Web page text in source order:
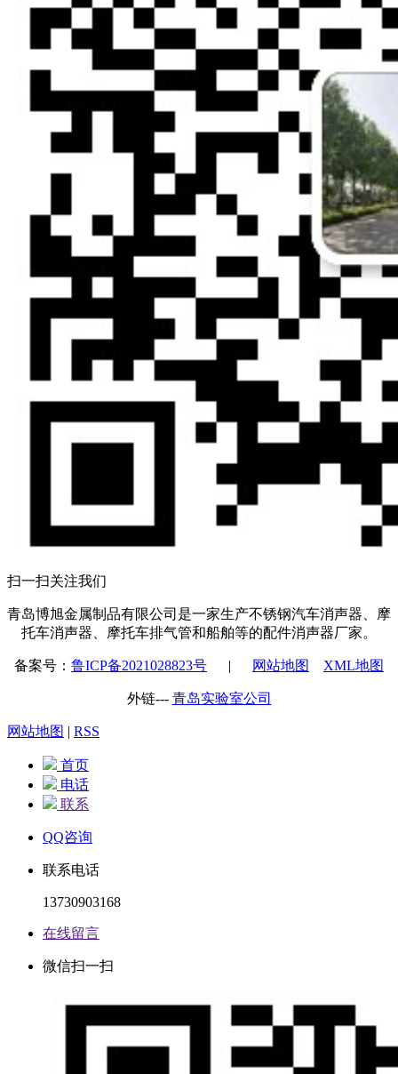
扫一扫关注我们
青岛博旭金属制品有限公司是一家生产不锈钢汽车消声器、摩
托车消声器、摩托车排气管和船舶等的配件消声器厂家。
备案号： 鲁ICP备2021028823号 | 网站地图 XML地图
外链--- 青岛实验室公司
网站地图 | RSS
首页
电话
联系
QQ咨询
联系电话
13730903168
在线留言
微信扫一扫